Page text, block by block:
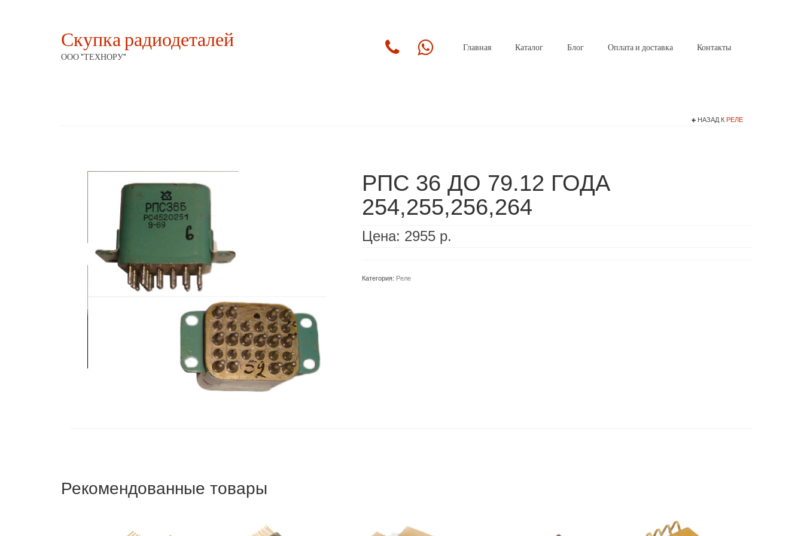
Скупка радиодеталей
ООО "ТЕХНОРУ"
Главная Каталог Блог Оплата и доставка Контакты
НАЗАД К РЕЛЕ
РПС 36 ДО 79.12 ГОДА
254,255,256,264
Цена: 2955 р.
Категория: Реле
Рекомендованные товары